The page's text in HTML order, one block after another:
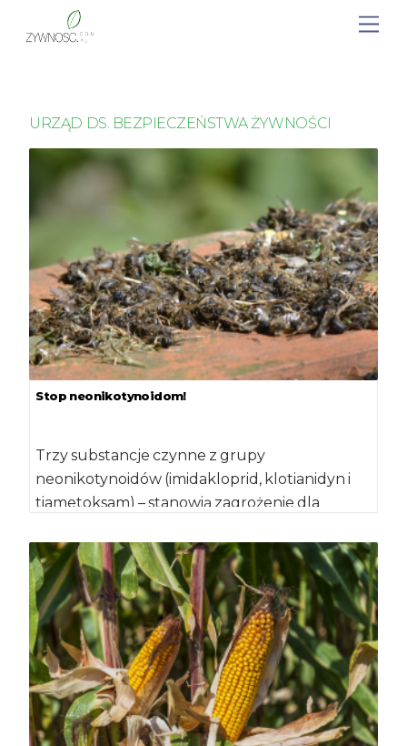
URZĄD DS. BEZPIECZEŃSTWA ŻYWNOŚCI
Stop neonikotynoidom!
Trzy substancje czynne z grupy
neonikotynoidów (imidakloprid, klotianidyn i
tiametoksam) – stanowią zagrożenie dla
[…]